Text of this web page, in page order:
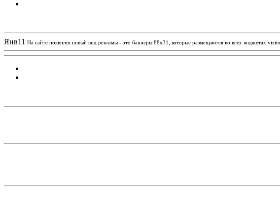
Янв11 На сайте появился новый вид рекламы - это баннеры 88х31, которые размещаются во всех виджетах